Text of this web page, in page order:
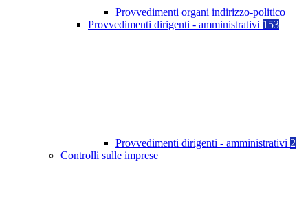
Provvedimenti organi indirizzo-politico
Provvedimenti dirigenti - amministrativi 153
Provvedimenti dirigenti - amministrativi 2
Controlli sulle imprese